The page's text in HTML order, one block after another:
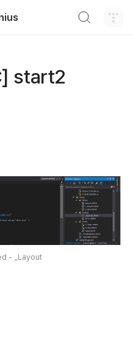
start2
- _Layout